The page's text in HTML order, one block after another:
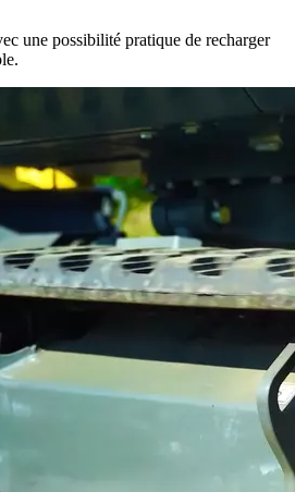
une possibilité pratique de recharger